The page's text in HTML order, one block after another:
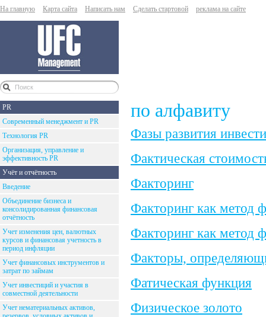
На главную Карта сайта Написать нам Сделать стартовой реклама на сайте
PR
Современный менеджмент и PR
Технология PR
Организация, управление и
эффективность PR
Учёт и отчётность
Введение
Объединение бизнеса и
консолидированная финансовая
отчётность
Учет изменения цен, валютных
курсов и финансовая учетность в
период инфляции
Учет финансовых инструментов и
затрат по займам
Учет инвестиций и участия в
совместной деятельности
Учет нематериальных активов,
по алфавиту
Фазы развития
Фактическая
Факторинг
Факторинг как метод
Факторинг как метод
Факторы,
Фатическая функция
Физическое золото